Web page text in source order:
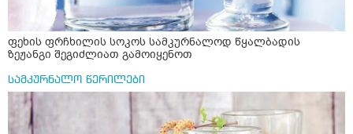
ფეხის ფრჩხილის სოკოს სამკურნალოდ წყალბადის
ზეჟანგი შეგიძლიათ გამოიყენოთ
სამკურნალო წერილები